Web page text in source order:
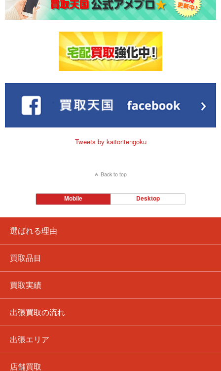
選ばれる理由
買取品目
買取実績
出張買取の流れ
出張エリア
店舗買取
Tweets by kaitoritengoku
Back to top
Mobile Desktop